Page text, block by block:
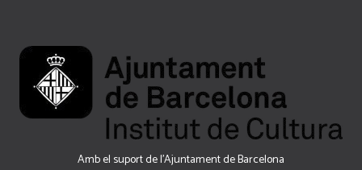
Amb el suport de l’Ajuntament de Barcelona